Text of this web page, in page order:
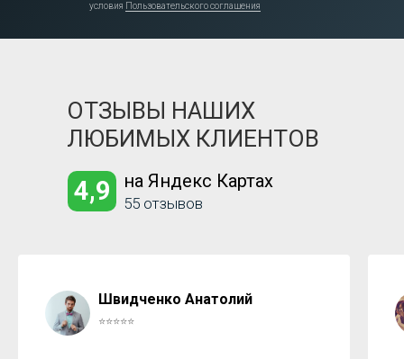
условия Пользовательского соглашения
55 отзывов
на Яндекс Картах
4,9
ОТЗЫВЫ НАШИХ
ЛЮБИМЫХ КЛИЕНТОВ
Швидченко Анатолий
⭐⭐⭐⭐⭐